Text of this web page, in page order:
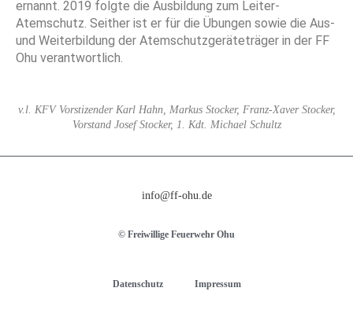
ernannt. 2019 folgte die Ausbildung zum Leiter-
Atemschutz. Seither ist er für die Übungen sowie die Aus-
und Weiterbildung der Atemschutzgeräteträger in der FF
Ohu verantwortlich.
v.l. KFV Vorstizender Karl Hahn, Markus Stocker, Franz-Xaver Stocker,
Vorstand Josef Stocker, 1. Kdt. Michael Schultz
info@ff-ohu.de
© Freiwillige Feuerwehr Ohu
Datenschutz Impressum